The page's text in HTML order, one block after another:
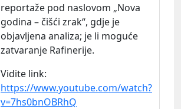
reportaže pod naslovom „Nova
godina – čišći zrak“, gdje je
objavljena analiza; je li moguće
zatvaranje Rafinerije.
Vidite link:
https://www.youtube.com/watch?
v=7hs0bnOBRhQ